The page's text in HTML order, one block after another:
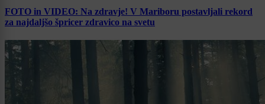
FOTO in VIDEO: Na zdravje! V Mariboru postavljali rekord
za najdaljšo špricer zdravico na svetu